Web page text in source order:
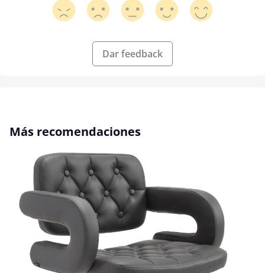
Dar feedback
Omitir la galería de productos
Más recomendaciones